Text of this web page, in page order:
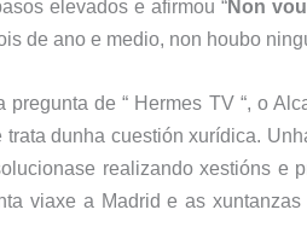
elevados e afirmou “Non
de ano e medio, non houbo
pregunta de “ Hermes TV “, o
trata dunha cuestión xurídica.
realizando xestións e
viaxe a Madrid e as